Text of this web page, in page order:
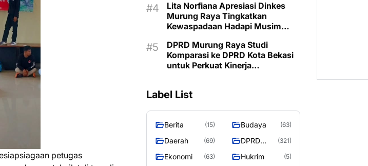
petugas
Lita Norfiana Apresiasi Dinkes
Murung Raya Tingkatkan
Kewaspadaan Hadapi Musim
DPRD Murung Raya Studi
Komparasi ke DPRD Kota Bekasi
untuk Perkuat Kinerja
Label List
Berita (15) Budaya (63)
Daerah (69)
DPRD
RAYA
(321)
Ekonomi (63) Hukrim (5)